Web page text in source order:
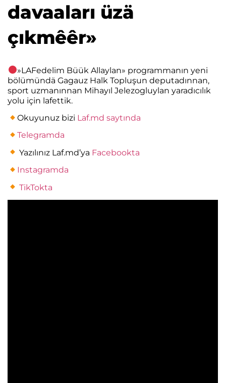
davaaları üzä
çıkmêêr»
»LAFedelim Büük Allaylan» programmanın yeni
bölümündä Gagauz Halk Topluşun deputadınnan,
sport uzmanınnan Mihayıl Jelezogluylan yaradıcılık
yolu için lafettik.
Okuyunuz bizi Laf.md saytında
Telegramda
Yazılınız Laf.md’ya Facebookta
Instagramda
TikTokta